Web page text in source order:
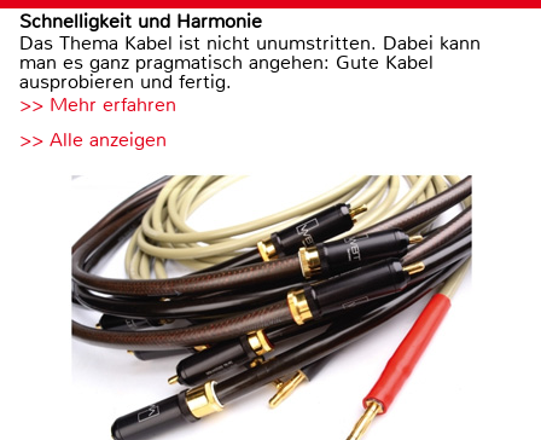
Schnelligkeit und Harmonie
Das Thema Kabel ist nicht unumstritten. Dabei kann
man es ganz pragmatisch angehen: Gute Kabel
ausprobieren und fertig.
>> Mehr erfahren
>> Alle anzeigen